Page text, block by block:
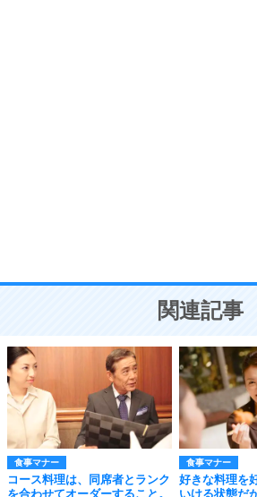
ことが大切。
関連記事
食事マナー
コース料理は、同席者とランク
を合わせてオーダーすること。
食事マナー
好きな料理を
いける状態だ